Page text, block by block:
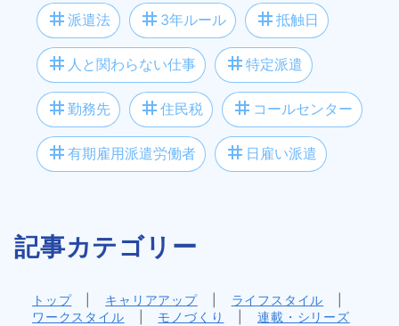
tag 派遣法 tag 3年ルール tag 抵触日
tag 人と関わらない仕事 tag 特定派遣
tag 勤務先 tag 住民税 tag コールセンター
tag 有期雇用派遣労働者 tag 日雇い派遣
記事カテゴリー
トップ キャリアアップ ライフスタイル
ワークスタイル
モノづくり 連載・シリーズ